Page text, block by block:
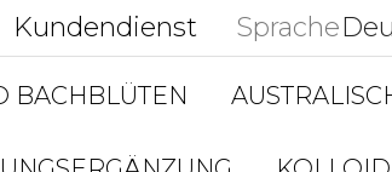
Kundendienst Sprache
BACHBLÜTEN